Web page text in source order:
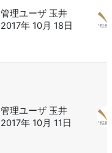
管理ユーザ 玉井
2017年 10月 18日
管理ユーザ 玉井
2017年 10月 11日